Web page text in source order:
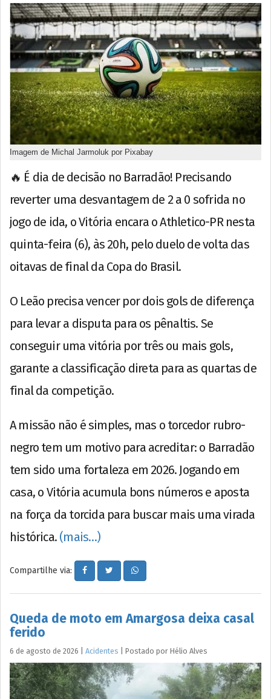
Imagem de Michal Jarmoluk por Pixabay
🔥 É dia de decisão no Barradão! Precisando
reverter uma desvantagem de 2 a 0 sofrida no
jogo de ida, o Vitória encara o Athletico-PR nesta
quinta-feira (6), às 20h, pelo duelo de volta das
oitavas de final da Copa do Brasil.
O Leão precisa vencer por dois gols de diferença
para levar a disputa para os pênaltis. Se
conseguir uma vitória por três ou mais gols,
garante a classificação direta para as quartas de
final da competição.
A missão não é simples, mas o torcedor rubro-
negro tem um motivo para acreditar: o Barradão
tem sido uma fortaleza em 2026. Jogando em
casa, o Vitória acumula bons números e aposta
na força da torcida para buscar mais uma virada
histórica. (mais…)
Compartilhe via:
Queda de moto em Amargosa deixa casal
ferido
6 de agosto de 2026 Acidentes Postado por Hélio Alves